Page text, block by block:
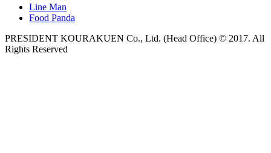
Line Man
Food Panda
PRESIDENT KOURAKUEN Co., Ltd. (Head Office) © 2017. All
Rights Reserved